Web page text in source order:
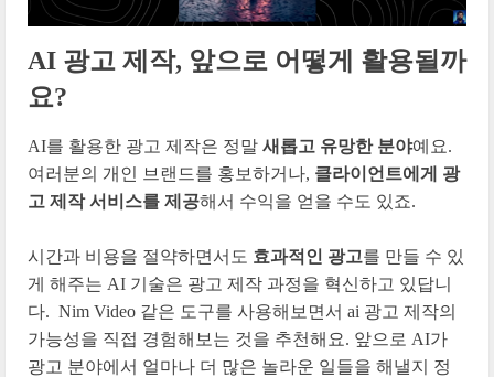
AI 광고 제작, 앞으로 어떻게 활용될까
요?
AI를 활용한 광고 제작은 정말 새롭고 유망한 분야예요.
여러분의 개인 브랜드를 홍보하거나, 클라이언트에게 광
고 제작 서비스를 제공해서 수익을 얻을 수도 있죠.
시간과 비용을 절약하면서도 효과적인 광고를 만들 수 있
게 해주는 AI 기술은 광고 제작 과정을 혁신하고 있답니
다. Nim Video 같은 도구를 사용해보면서 ai 광고 제작의
가능성을 직접 경험해보는 것을 추천해요. 앞으로 AI가
광고 분야에서 얼마나 더 많은 놀라운 일들을 해낼지 정